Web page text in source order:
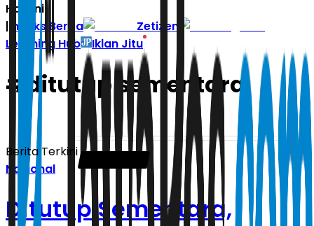
Hari ini
| Indeks Berita
Zetizen
Learning Hub
Iklan Jitu
# ditutup sementara
Berita Terkini
Nasional
Ditutup Sementara,